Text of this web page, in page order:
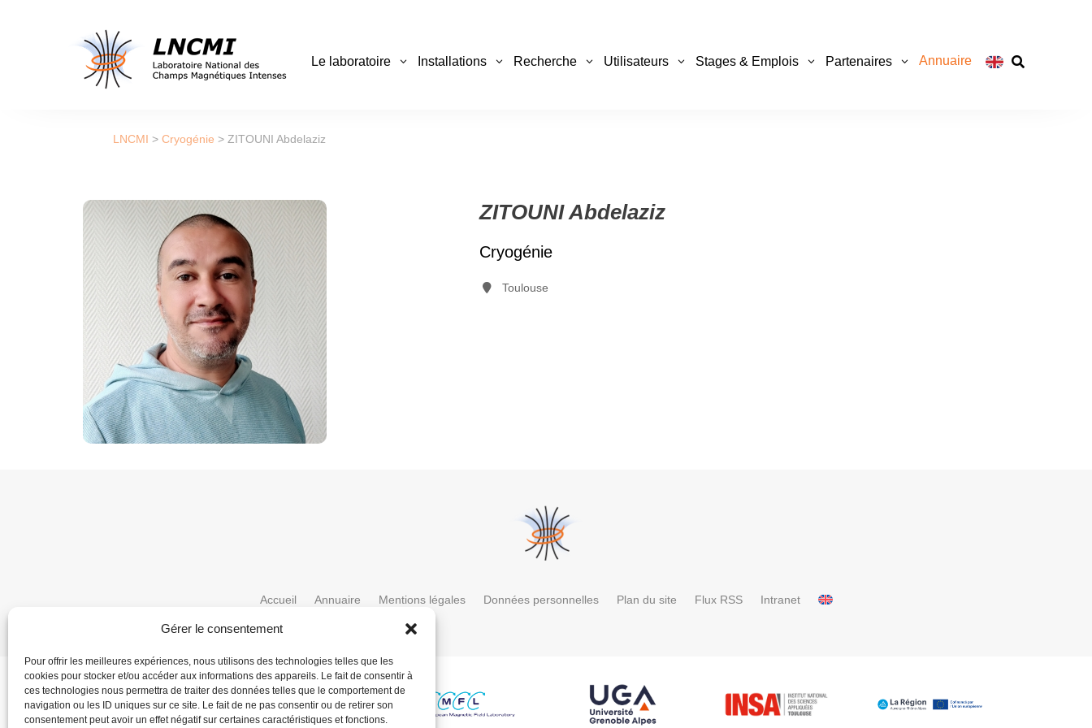
Gérer le consentement
Pour offrir les meilleures expériences, nous utilisons des technologies telles que les
cookies pour stocker et/ou accéder aux informations des appareils. Le fait de consentir à
ces technologies nous permettra de traiter des données telles que le comportement de
navigation ou les ID uniques sur ce site. Le fait de ne pas consentir ou de retirer son
consentement peut avoir un effet négatif sur certaines caractéristiques et fonctions.
Le laboratoire Installations Recherche Utilisateurs Stages & Emplois Partenaires Annuaire 
LNCMI >Cryogénie > ZITOUNI Abdelaziz
ZITOUNI Abdelaziz
Cryogénie
Toulouse
Accueil Annuaire Mentions légales Données personnelles Plan du site Flux RSS Intranet